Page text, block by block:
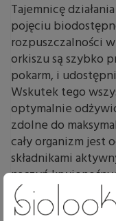
Tajemnicę
pojęciu
rozpuszczalności
orkiszu są szybko
pokarm, i
Wskutek tego
optymalnie
zdolne do
cały organizm jest
składnikami
naczyń
Zastosowanie